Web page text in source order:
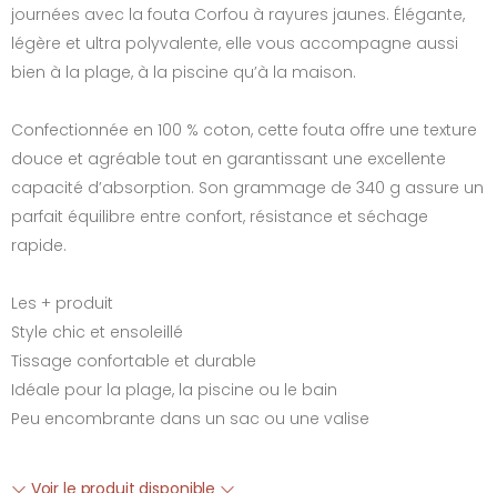
journées avec la fouta Corfou à rayures jaunes. Élégante,
légère et ultra polyvalente, elle vous accompagne aussi
bien à la plage, à la piscine qu’à la maison.
Confectionnée en 100 % coton, cette fouta offre une texture
douce et agréable tout en garantissant une excellente
capacité d’absorption. Son grammage de 340 g assure un
parfait équilibre entre confort, résistance et séchage
rapide.
Les + produit
Style chic et ensoleillé
Tissage confortable et durable
Idéale pour la plage, la piscine ou le bain
Peu encombrante dans un sac ou une valise
Voir le produit disponible